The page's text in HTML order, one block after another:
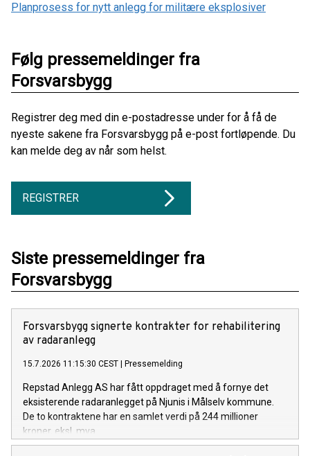
Planprosess for nytt anlegg for militære eksplosiver
Følg pressemeldinger fra
Forsvarsbygg
Registrer deg med din e-postadresse under for å få de
nyeste sakene fra Forsvarsbygg på e-post fortløpende. Du
kan melde deg av når som helst.
REGISTRER
Siste pressemeldinger fra
Forsvarsbygg
Forsvarsbygg signerte kontrakter for rehabilitering
av radaranlegg
15.7.2026 11:15:30 CEST Pressemelding
Repstad Anlegg AS har fått oppdraget med å fornye det
eksisterende radaranlegget på Njunis i Målselv kommune.
De to kontraktene har en samlet verdi på 244 millioner
kroner, eksl. mva.